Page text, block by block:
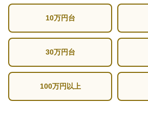
10万円台
30万円台
100万円以上